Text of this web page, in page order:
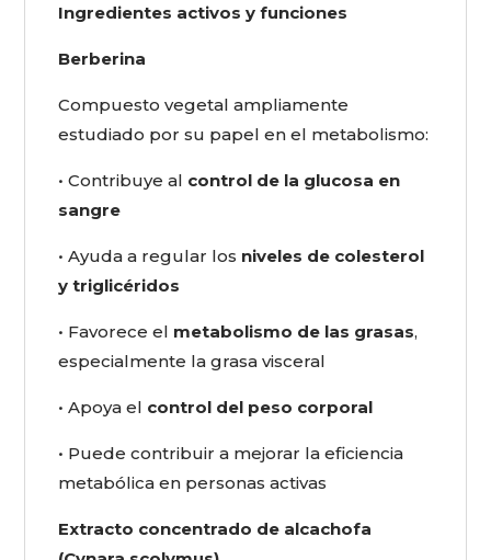
Ingredientes activos y funciones
Berberina
Compuesto vegetal ampliamente
estudiado por su papel en el metabolismo:
• Contribuye al control de la glucosa en
sangre
• Ayuda a regular los niveles de colesterol
y triglicéridos
• Favorece el metabolismo de las grasas,
especialmente la grasa visceral
• Apoya el control del peso corporal
• Puede contribuir a mejorar la eficiencia
metabólica en personas activas
Extracto concentrado de alcachofa